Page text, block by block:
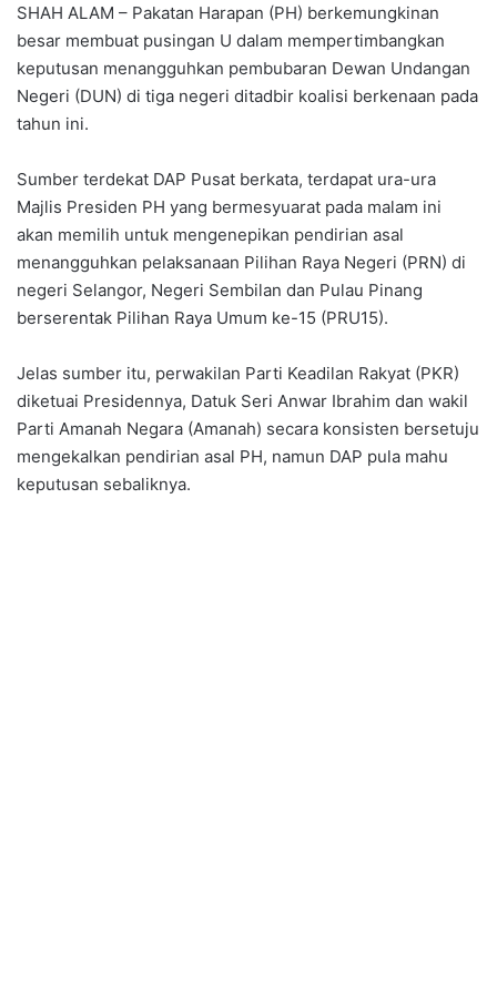
SHAH ALAM – Pakatan Harapan (PH) berkemungkinan
besar membuat pusingan U dalam mempertimbangkan
keputusan menangguhkan pembubaran Dewan Undangan
Negeri (DUN) di tiga negeri ditadbir koalisi berkenaan pada
tahun ini.
Sumber terdekat DAP Pusat berkata, terdapat ura-ura
Majlis Presiden PH yang bermesyuarat pada malam ini
akan memilih untuk mengenepikan pendirian asal
menangguhkan pelaksanaan Pilihan Raya Negeri (PRN) di
negeri Selangor, Negeri Sembilan dan Pulau Pinang
berserentak Pilihan Raya Umum ke-15 (PRU15).
Jelas sumber itu, perwakilan Parti Keadilan Rakyat (PKR)
diketuai Presidennya, Datuk Seri Anwar Ibrahim dan wakil
Parti Amanah Negara (Amanah) secara konsisten bersetuju
mengekalkan pendirian asal PH, namun DAP pula mahu
keputusan sebaliknya.